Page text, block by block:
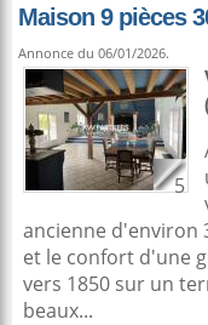
Maison 9 pièces
Annonce du 06/01/2026.
5
ancienne d'environ
et le confort d'une
vers 1850 sur un
beaux...